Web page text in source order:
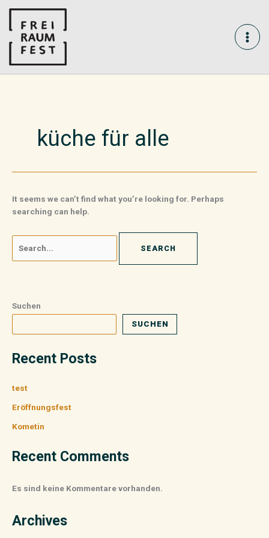
content
küche für alle
It seems we can’t find what you’re looking for. Perhaps
searching can help.
Suchen
SUCHEN
Recent Posts
test
Eröffnungsfest
Kometin
Recent Comments
Es sind keine Kommentare vorhanden.
Archives